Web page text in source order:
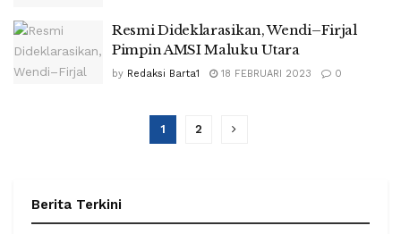
Resmi Dideklarasikan, Wendi–Firjal
Pimpin AMSI Maluku Utara
by Redaksi Barta1 18 FEBRUARI 2023 0
1 2
Berita Terkini